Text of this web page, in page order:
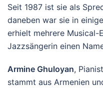
Seit 1987 ist sie als
daneben war sie in
erhielt mehrere Musical-
Jazzsängerin einen
Armine Ghuloyan,
stammt aus Armenien